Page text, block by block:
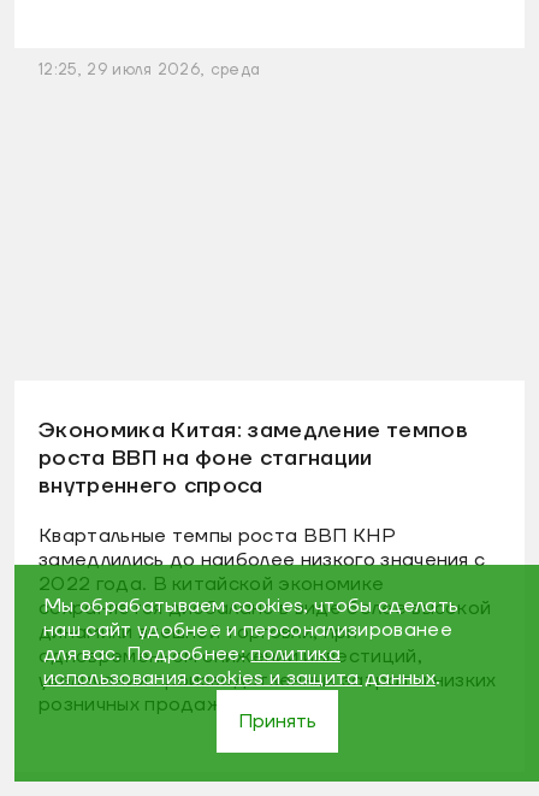
12:25, 29 июля 2026, среда
Экономика Китая: замедление темпов
роста ВВП на фоне стагнации
внутреннего спроса
Квартальные темпы роста ВВП КНР
замедлились до наиболее низкого значения с
2022 года. В китайской экономике
сохраняется дисбаланс в виде более высокой
динамики внешней торговли, при
одновременном снижении инвестиций,
увеличении производственных затрат и низких
розничных продажах.
Мы обрабатываем cookies, чтобы сделать
наш сайт удобнее и персонализированее
для вас. Подробнее:политика
использования cookies и защита данных.
Принять